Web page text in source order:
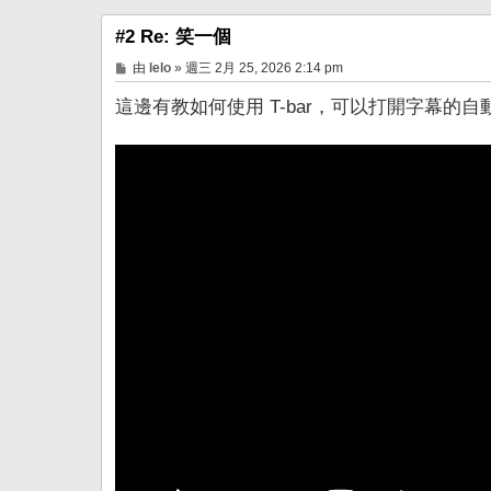
#2 Re: 笑一個
文
章
由 lelo» 週三 2月 25, 2026 2:14 pm
這邊有教如何使用 T-bar，可以打開字幕的自